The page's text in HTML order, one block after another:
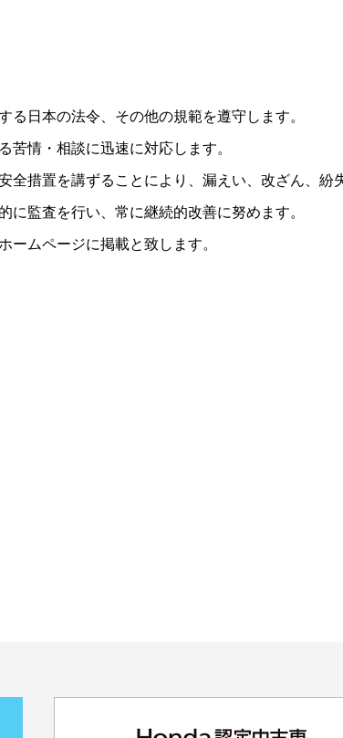
日本の法令、その他の規範を遵守します。
情・相談に迅速に対応します。
措置を講ずることにより、漏えい、改ざん、紛
監査を行い、常に継続的改善に努めます。
ムページに掲載と致します。